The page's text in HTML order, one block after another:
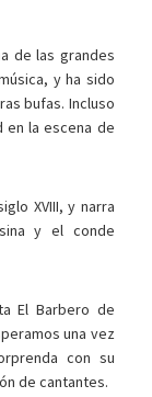
de las grandes
y ha sido
bufas. Incluso
en la escena de
XVIII, y narra
y el conde
El Barbero de
una vez
con su
de cantantes.